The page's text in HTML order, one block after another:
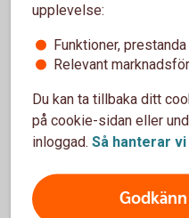
Caxton Njuki
Oxelösund
upplevelse:
Funktioner,
Relevant
Du kan ta tillbaka ditt
på cookie-sidan eller
inloggad. Så hanterar vi